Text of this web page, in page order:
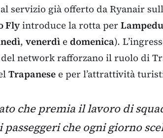
servizio già offerto da Ryanair
Flyintroduce la rotta per
, venerdì edomenica).
del network rafforzano il ruolo di
Trapanese e per l’attrattività
che premia il lavoro di
che ogni giorno